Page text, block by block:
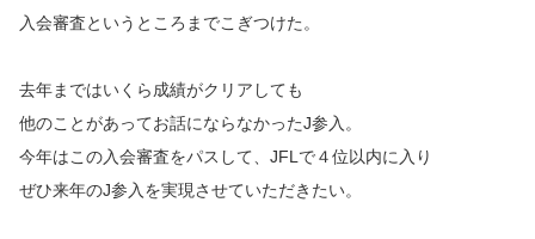
入会審査というところまでこぎつけた。
去年まではいくら成績がクリアしても
他のことがあってお話にならなかったJ参入。
今年はこの入会審査をパスして、JFLで４位以内に入り
ぜひ来年のJ参入を実現させていただきたい。